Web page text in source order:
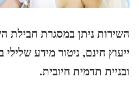
השירות ניתן במסגרת חבילת
ייעוץ חינם, ניטור מידע
ובניית תדמית חיובית.